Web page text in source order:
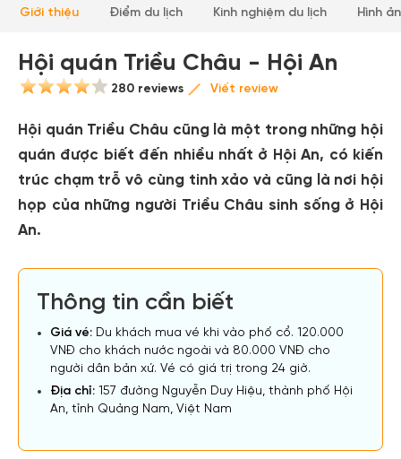
Giới thiệu Điểm du lịch Kinh nghiệm du lịch Hình
Hội quán Triều Châu - Hội An
280 reviews Viết review
Hội quán Triều Châu cũng là một trong những hội
quán được biết đến nhiều nhất ở Hội An, có kiến
trúc chạm trỗ vô cùng tinh xảo và cũng là nơi hội
họp của những người Triều Châu sinh sống ở Hội
An.
Thông tin cần biết
Giá vé: Du khách mua vé khi vào phố cổ. 120.000
VNĐ cho khách nước ngoài và 80.000 VNĐ cho
người dân bản xứ. Vé có giá trị trong 24 giờ.
Địa chỉ: 157 đường Nguyễn Duy Hiệu, thành phố Hội
An, tỉnh Quảng Nam, Việt Nam